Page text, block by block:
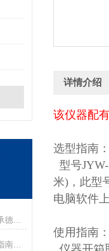
国产表面张力仪专业制造商——承德优特检测仪器制造有限公司
表界面张力仪的工作原理与选型指南（德优特）
详情介绍
该仪器配
选型指南
型号
米)，此型
电脑软件
使用指南